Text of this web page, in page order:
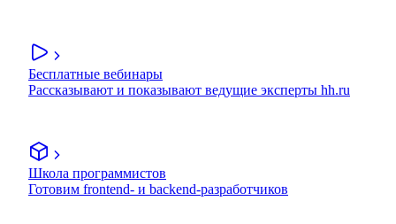
Бесплатные вебинары
Рассказывают и показывают ведущие эксперты hh.ru
Школа программистов
Готовим frontend- и backend-разработчиков